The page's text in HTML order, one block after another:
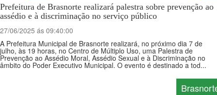
Prefeitura de Brasnorte realizará palestra sobre prevenção ao
assédio e à discriminação no serviço público
27/06/2025 ás 09:40:00
A Prefeitura Municipal de Brasnorte realizará, no próximo dia 7 de
julho, às 19 horas, no Centro de Múltiplo Uso, uma Palestra de
Prevenção ao Assédio Moral, Assédio Sexual e à Discriminação no
âmbito do Poder Executivo Municipal. O evento é destinado a tod...